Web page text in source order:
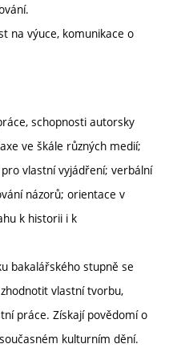
na výuce, komunikace o
schopnosti autorsky
ve škále různých medií;
vlastní vyjádření; verbální
názorů; orientace v
k historii i k
bakalářského stupně se
vlastní tvorbu,
práce. Získají povědomí o
kulturním dění.